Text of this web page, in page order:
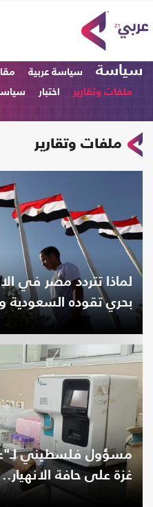
سياسة سياسة عربية
ملفات وتقارير
اختبار
ملفات وتقارير
لماذا تتردد مصر في
بحري تقوده السعودية
الإمارات؟